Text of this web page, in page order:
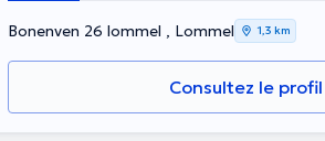
Bonenven 26 lommel , Lommel 1,3 km
Consultez le profil